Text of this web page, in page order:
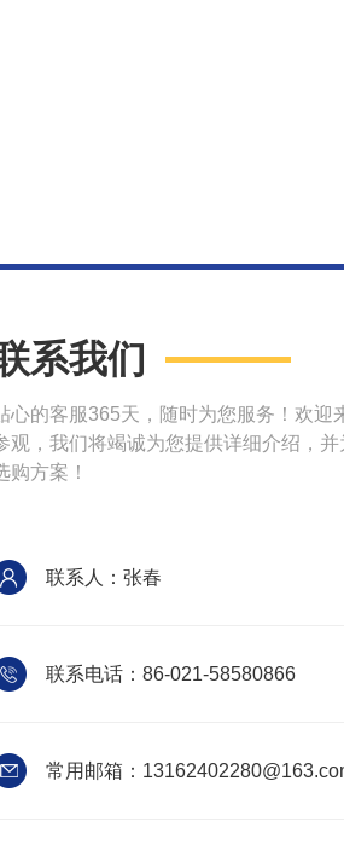
系我们
心的客服365天，随时为您服务！欢迎
观，我们将竭诚为您提供详细介绍，
购方案！
联系人：张春
联系电话：86-021-58580866
常用邮箱：